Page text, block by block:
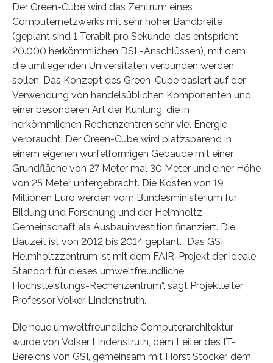
Der Green-Cube wird das Zentrum eines
Computernetzwerks mit sehr hoher Bandbreite
(geplant sind 1 Terabit pro Sekunde, das entspricht
20.000 herkömmlichen DSL-Anschlüssen), mit dem
die umliegenden Universitäten verbunden werden
sollen. Das Konzept des Green-Cube basiert auf der
Verwendung von handelsüblichen Komponenten und
einer besonderen Art der Kühlung, die in
herkömmlichen Rechenzentren sehr viel Energie
verbraucht. Der Green-Cube wird platzsparend in
einem eigenen würfelförmigen Gebäude mit einer
Grundfläche von 27 Meter mal 30 Meter und einer Höhe
von 25 Meter untergebracht. Die Kosten von 19
Millionen Euro werden vom Bundesministerium für
Bildung und Forschung und der Helmholtz-
Gemeinschaft als Ausbauinvestition finanziert. Die
Bauzeit ist von 2012 bis 2014 geplant. „Das GSI
Helmholtzzentrum ist mit dem FAIR-Projekt der ideale
Standort für dieses umweltfreundliche
Höchstleistungs-Rechenzentrum“, sagt Projektleiter
Professor Volker Lindenstruth.
Die neue umweltfreundliche Computerarchitektur
wurde von Volker Lindenstruth, dem Leiter des IT-
Bereichs von GSI, gemeinsam mit Horst Stöcker, dem